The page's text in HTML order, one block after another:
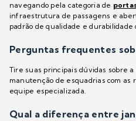
navegando pela categoria de
infraestrutura de passagens e
padrão de qualidade e durabilidade
Perguntas frequentes
Tire suas principais dúvidas sobre
manutenção de esquadrias com as
equipe especializada.
Qual a diferença entre